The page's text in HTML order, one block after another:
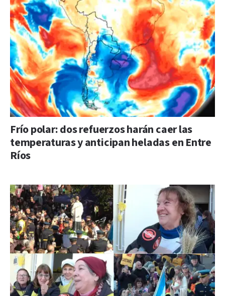
Frío polar: dos refuerzos harán caer las
temperaturas y anticipan heladas en Entre
Ríos